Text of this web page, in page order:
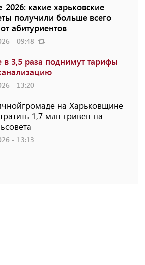
2026: какие харьковские
получили больше всего
абитуриентов
- 09:48
в 3,5 раза поднимут тарифы
- 13:20
на Харьковщине
1,7 млн ​​гривен на
- 13:13